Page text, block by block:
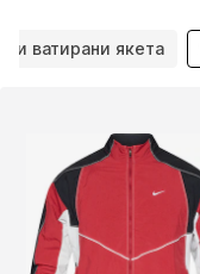
и ватирани якета